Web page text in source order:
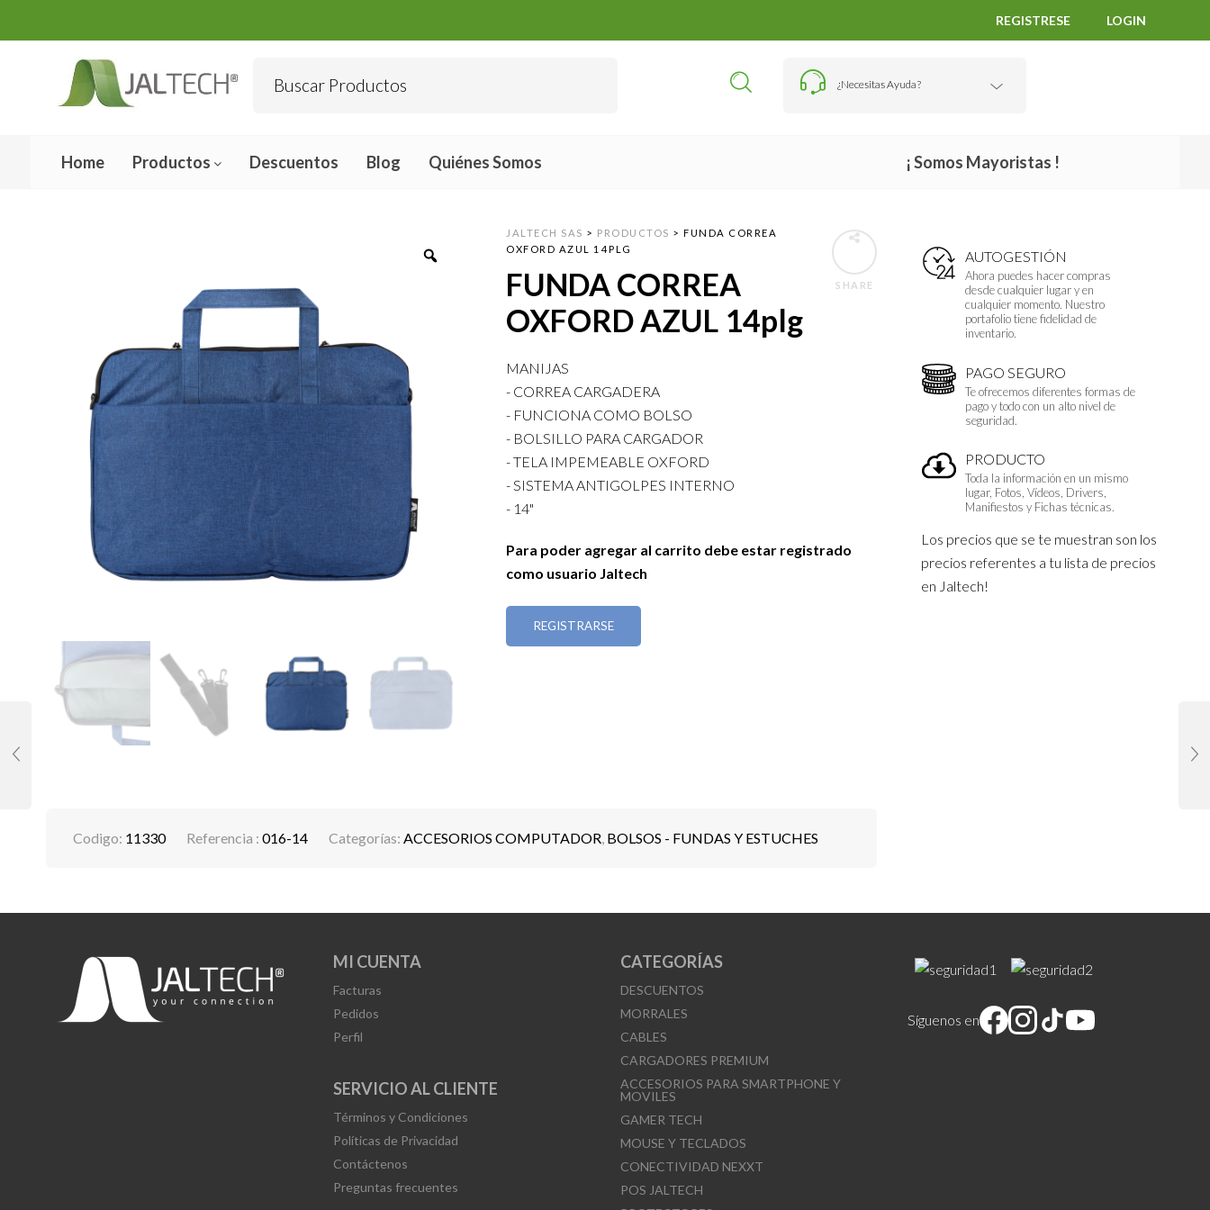
REGISTRESE LOGIN
¿Necesitas Ayuda?
Home Productos Descuentos Blog Quiénes Somos ¡ Somos Mayoristas !
AUTOGESTIÓN
Ahora puedes hacer compras
desde cualquier lugar y en
cualquier momento. Nuestro
portafolio tiene fidelidad de
inventario.
PAGO SEGURO
Te ofrecemos diferentes formas de
pago y todo con un alto nivel de
seguridad.
PRODUCTO
Toda la información en un mismo
lugar, Fotos, Vídeos, Drivers,
Manifiestos y Fichas técnicas.
Los precios que se te muestran son los
precios referentes a tu lista de precios
en Jaltech!
SHARE
JALTECH SAS > PRODUCTOS >FUNDA CORREA
OXFORD AZUL 14PLG
FUNDA CORREA
OXFORD AZUL 14plg
MANIJAS
- CORREA CARGADERA
- FUNCIONA COMO BOLSO
- BOLSILLO PARA CARGADOR
- TELA IMPEMEABLE OXFORD
- SISTEMA ANTIGOLPES INTERNO
- 14"
Para poder agregar al carrito debe estar registrado
como usuario Jaltech
REGISTRARSE
Codigo: 11330 Referencia : 016-14 Categorías: ACCESORIOS COMPUTADOR, BOLSOS - FUNDAS Y ESTUCHES
MI CUENTA
Facturas
Pedidos
Perfil
SERVICIO AL CLIENTE
Términos y Condiciones
Políticas de Privacidad
Contáctenos
Preguntas frecuentes
CATEGORÍAS
DESCUENTOS
MORRALES
CABLES
CARGADORES PREMIUM
ACCESORIOS PARA SMARTPHONE Y
MOVILES
GAMER TECH
MOUSE Y TECLADOS
CONECTIVIDAD NEXXT
POS JALTECH
Síguenos en